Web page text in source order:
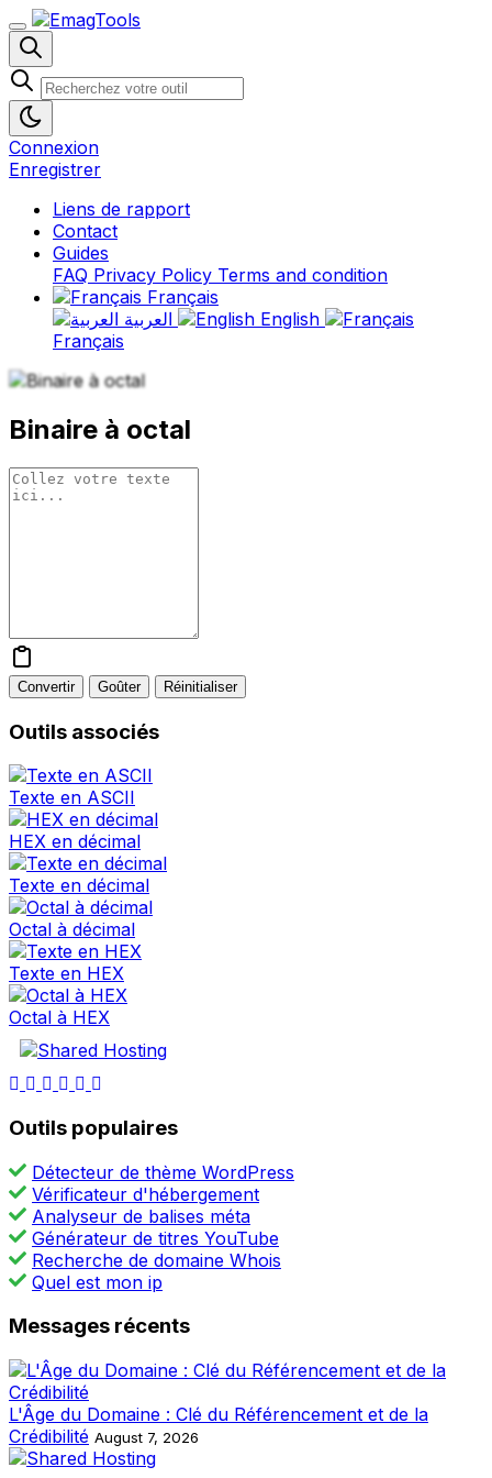
Connexion
Enregistrer
Liens de rapport
Contact
Guides
FAQ Privacy Policy Terms and condition
Français
English
Français
Binaire à octal
Convertir Goûter Réinitialiser
Outils associés
Texte en ASCII
HEX en décimal
Texte en décimal
Octal à décimal
Texte en HEX
Octal à HEX
Outils populaires
Détecteur de thème WordPress
Vérificateur d'hébergement
Analyseur de balises méta
Générateur de titres YouTube
Recherche de domaine Whois
Quel est mon ip
Messages récents
L'Âge du Domaine : Clé du Référencement et de la
Crédibilité August 7, 2026